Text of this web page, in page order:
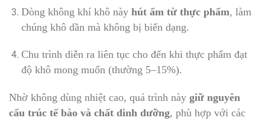
Dòng không khí khô này hút ẩm từ thực phẩm, làm
chúng khô dần mà không bị biến dạng.
Chu trình diễn ra liên tục cho đến khi thực phẩm đạt
độ khô mong muốn (thường 5–15%).
Nhờ không dùng nhiệt cao, quá trình này giữ nguyên
cấu trúc tế bào và chất dinh dưỡng, phù hợp với các